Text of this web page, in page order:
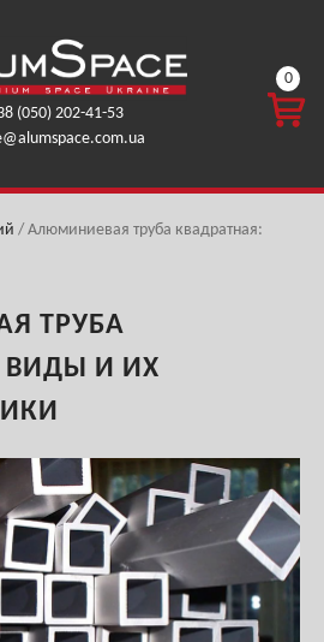
(050) 202-41-53
КОРЗ
ГРН.
0
/ Алюминиевая труба квадратная:
ТРУБА
ВИДЫ И ИХ